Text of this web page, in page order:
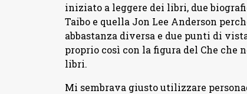
iniziato a leggere dei libri, due
Taibo e quella Jon Lee Anderson
abbastanza diversa e due punti di
proprio così con la figura del Che che
libri.
Mi sembrava giusto utilizzare